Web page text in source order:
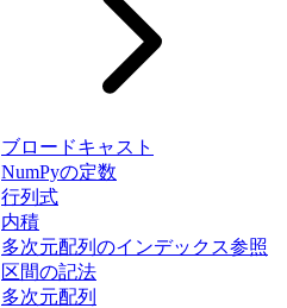
ブロードキャスト
NumPyの定数
行列式
内積
多次元配列のインデックス参照
区間の記法
多次元配列